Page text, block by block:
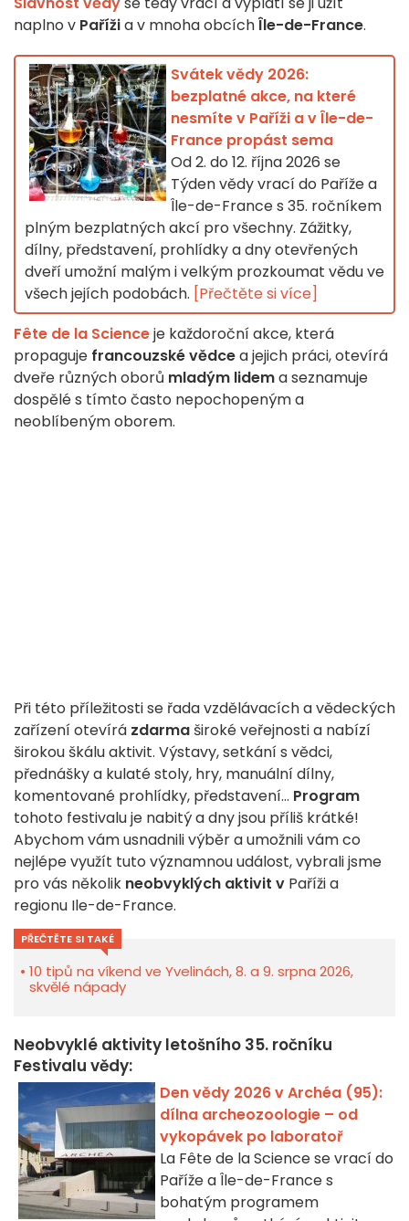
naplno v Pařížia v mnoha obcíchÎle-de-France.
Svátek vědy 2026:
bezplatné akce, na které
nesmíte v Paříži a v Île-de-
France propást sema
Od 2. do 12. října 2026 se
Týden vědy vrací do Paříže a
Île-de-France s 35. ročníkem
plným bezplatných akcí pro všechny. Zážitky,
dílny, představení, prohlídky a dny otevřených
dveří umožní malým i velkým prozkoumat vědu ve
všech jejích podobách. [Přečtěte si více]
Fête de la Scienceje každoroční akce, která
propaguje francouzské vědcea jejich práci, otevírá
dveře různých oborů mladým lidema seznamuje
dospělé s tímto často nepochopeným a
neoblíbeným oborem.
Při této příležitosti se řada vzdělávacích a vědeckých
zařízení otevírá zdarma široké veřejnosti a nabízí
širokou škálu aktivit. Výstavy, setkání s vědci,
přednášky a kulaté stoly, hry, manuální dílny,
komentované prohlídky, představení... Program
tohoto festivalu je nabitý a dny jsou příliš krátké!
Abychom vám usnadnili výběr a umožnili vám co
nejlépe využít tuto významnou událost, vybrali jsme
pro vás několik neobvyklých aktivit v Paříži a
regionu Ile-de-France.
PŘEČTĚTE SI TAKÉ
10 tipů na víkend ve Yvelinách, 8. a 9. srpna 2026,
skvělé nápady
Neobvyklé aktivity letošního 35. ročníku
Festivalu vědy:
Den vědy 2026 v Archéa (95):
dílna archeozoologie – od
vykopávek po laboratoř
La Fête de la Science se vrací do
Paříže a Île-de-France s
bohatým programem